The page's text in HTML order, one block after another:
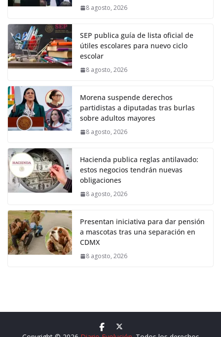
8 agosto, 2026
SEP publica guía de lista oficial de
útiles escolares para nuevo ciclo
escolar
8 agosto, 2026
Morena suspende derechos
partidistas a diputadas tras burlas
sobre adultos mayores
8 agosto, 2026
Hacienda publica reglas antilavado:
estos negocios tendrán nuevas
obligaciones
8 agosto, 2026
Presentan iniciativa para dar pensión
a mascotas tras una separación en
CDMX
8 agosto, 2026